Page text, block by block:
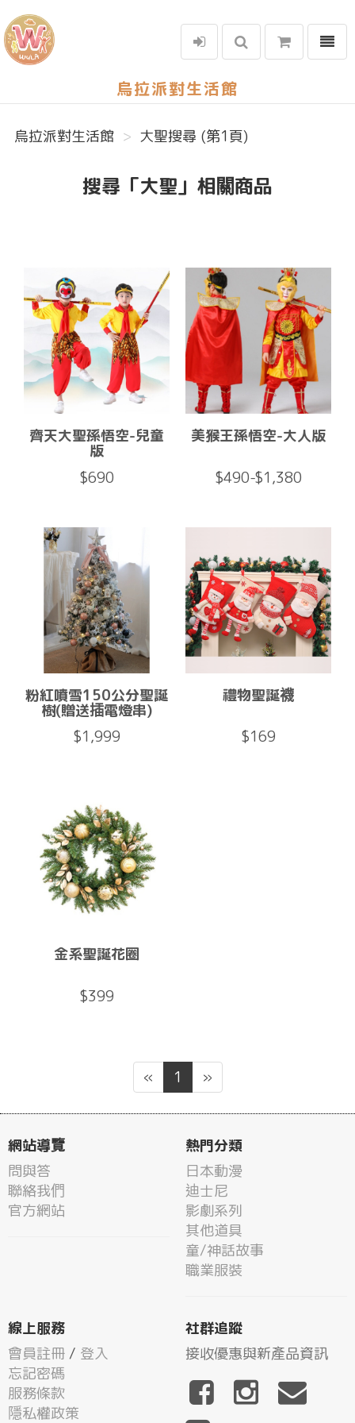
烏拉派對生活館
選單
烏拉派對生活館 大聖搜尋 (第1頁)
搜尋「大聖」相關商品
齊天大聖孫悟空-兒童
版
$690
美猴王孫悟空-大人版
$490-$1,380
粉紅噴雪150公分聖誕
樹(贈送插電燈串)
$1,999
禮物聖誕襪
$169
金系聖誕花圈
$399
« 1 »
網站導覽
問與答
聯絡我們
官方網站
熱門分類
日本動漫
迪士尼
影劇系列
其他道具
童/神話故事
職業服裝
線上服務
會員註冊 / 登入
忘記密碼
服務條款
隱私權政策
社群追蹤
接收優惠與新產品資訊